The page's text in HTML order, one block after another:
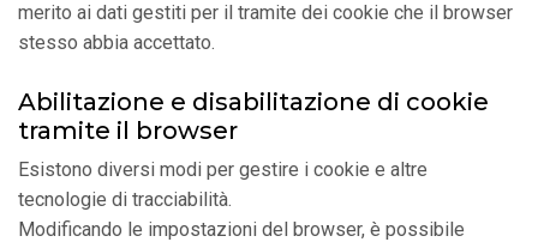
merito ai dati gestiti per il tramite dei cookie che il browser
stesso abbia accettato.
Abilitazione e disabilitazione di cookie
tramite il browser
Esistono diversi modi per gestire i cookie e altre
tecnologie di tracciabilità.
Modificando le impostazioni del browser, è possibile